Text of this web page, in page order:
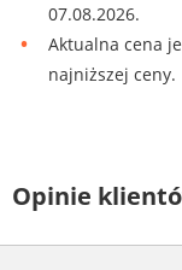
07.08.2026.
Aktualna cena
najniższej ceny.
Opinie